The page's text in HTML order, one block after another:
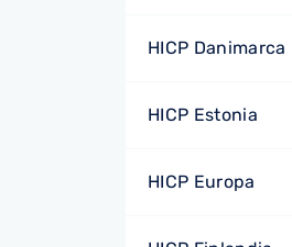
HICP Danimarca
HICP Estonia
HICP Europa